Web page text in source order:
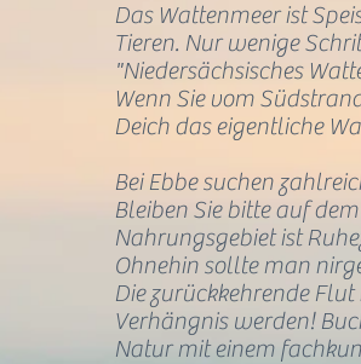
Das Wattenmeer ist
Tieren. Nur wenige
"Niedersächsisches
Wenn Sie vom
Deich das eigentliche
Bei Ebbe suchen
Bleiben Sie bitte auf
Nahrungsgebiet ist
Ohnehin sollte man
Die zurückkehrende
Verhängnis werden!
Natur mit einem